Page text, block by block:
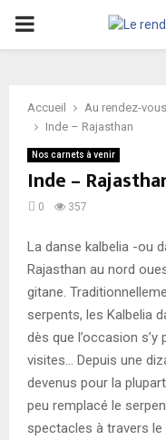
PRIMARY
Accueil Au rendez-
Inde – Rajasthan
Nos carnets à venir
Inde –
0 357
La danse kalbelia -ou
Rajasthan au nord
gitane.
serpents, les Kalbelia
dès que l’occasion
visites… Depuis une
devenus pour la
peu remplacé le
spectacles à travers